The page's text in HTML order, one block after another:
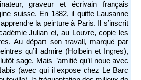
graveur et écrivain français
suisse. En 1882, il quitte Lausanne
la peinture à Paris. Il s’inscrit
Julian et, au Louvre, copie les
Au départ son travail, marqué par
qu’il admire (Holbein et Ingres),
sage. Mais l’amitié qu’il noue avec
(avec qui il expose chez Le Barc